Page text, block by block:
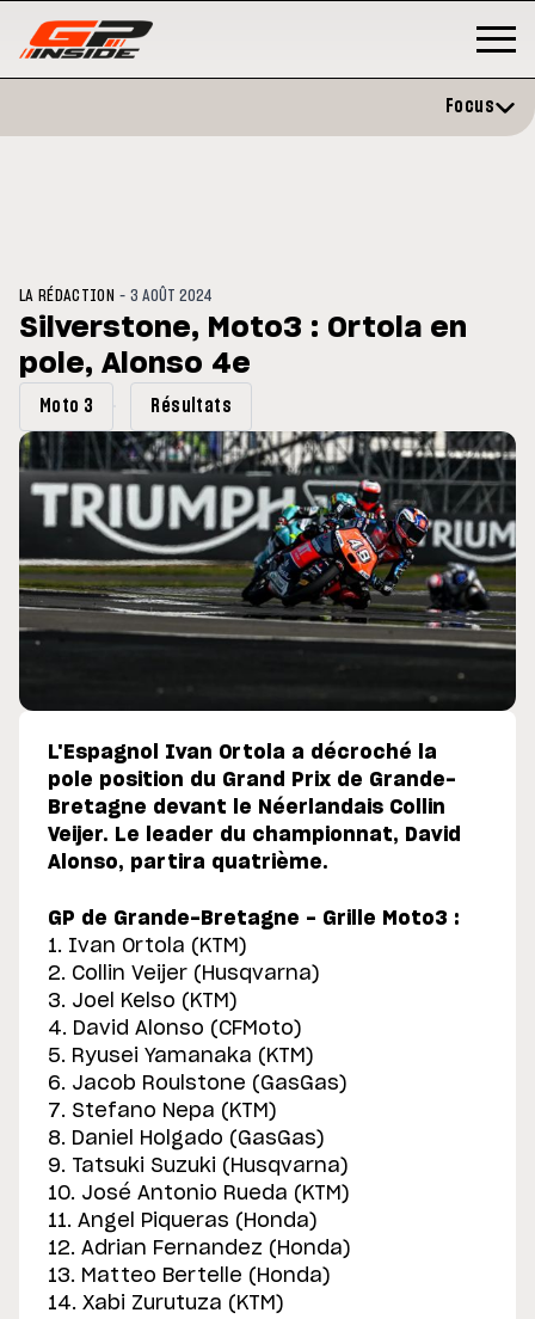
du GP de Grande-
Focus
LA RÉDACTION -3 AOÛT 2024
Silverstone, Moto3 : Ortola en
pole, Alonso 4e
Moto 3 Résultats
L'Espagnol Ivan Ortola a décroché la
pole position du Grand Prix de Grande-
Bretagne devant le Néerlandais Collin
Veijer. Le leader du championnat, David
Alonso, partira quatrième.
GP de Grande-Bretagne - Grille Moto3 :
1. Ivan Ortola (KTM)
2. Collin Veijer (Husqvarna)
3. Joel Kelso (KTM)
4. David Alonso (CFMoto)
5. Ryusei Yamanaka (KTM)
6. Jacob Roulstone (GasGas)
7. Stefano Nepa (KTM)
8. Daniel Holgado (GasGas)
9. Tatsuki Suzuki (Husqvarna)
10. José Antonio Rueda (KTM)
11. Angel Piqueras (Honda)
12. Adrian Fernandez (Honda)
13. Matteo Bertelle (Honda)
14. Xabi Zurutuza (KTM)